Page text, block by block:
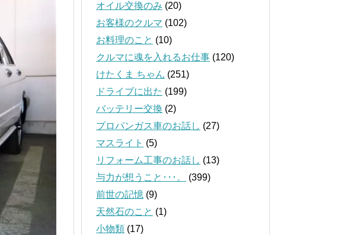
オイル交換のみ (20)
お客様のクルマ (102)
お料理のこと (10)
クルマに魂を入れるお仕事 (120)
けたくま ちゃん (251)
ドライブに出た (199)
バッテリー交換 (2)
プロパンガス車のお話し (27)
マスライト (5)
リフォーム工事のお話し (13)
与力が想うこと･･･。
(399)
前世の記憶 (9)
天然石のこと (1)
小物類 (17)